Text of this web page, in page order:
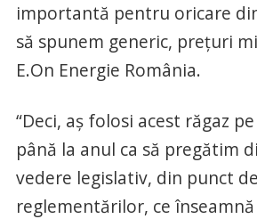
importantă pentru oricare
să spunem generic, prețuri
E.On Energie România.
“Deci, aș folosi acest răgaz
până la anul ca să pregătim
vedere legislativ, din punct
reglementărilor, ce